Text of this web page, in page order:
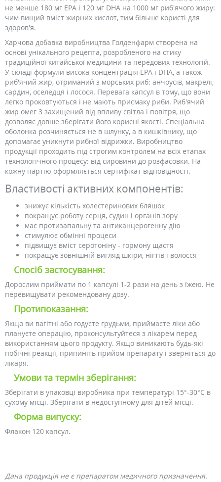
не менше 180 мг EPA і 120 мг DHA на 1000 мг риб'ячого жиру:
чим вищий вміст жирних кислот, тим більше користі для
здоров'я.
Харчова добавка виробництва Голденфарм створена на
основі унікального рецепта, розробленого на стику
традиційної китайської медицини та передових технологій.
У складі формули висока концентрація EPA і DHA, а також
риб'ячий жир, отриманий з морських риб: анчоусів, макрелі,
сардин, оселедця і лосося. Перевага капсул в тому, що вони
легко проковтуються і не мають присмаку риби. Риб'ячий
жир омег 3 захищений від впливу світла і повітря, що
дозволяє довше зберігати його корисні якості. Спеціальна
оболонка розчиняється не в шлунку, а в кишківнику, що
допомагає уникнути рибної відрижки. Виробництво
продукції проходить під строгим контролем на всіх етапах
технологічного процесу: від сировини до розфасовки. На
кожну партію оформляється сертифікат відповідності.
Властивості активних компонентів:
знижує кількість холестеринових бляшок
покращує роботу серця, судин і органів зору
має протизапальну та антиканцерогенну дію
стимулює обмінні процеси
підвищує вміст серотоніну - гормону щастя
покращує зовнішній вигляд шкіри, нігтів і волосся
Спосіб застосування:
Дорослим приймати по 1 капсулі 1-2 рази на день з їжею. Не
перевищувати рекомендовану дозу.
Протипоказання:
Якщо ви вагітні або годуєте грудьми, приймаєте ліки або
плануєте операцію, проконсультуйтеся з лікарем перед
використанням цього продукту. Якщо виникають будь-які
побічні реакції, припиніть прийом препарату і зверніться до
лікаря.
Умови та термін зберігання:
Зберігати в упаковці виробника при температурі 15°-30°C в
сухому місці. Зберігати в недоступному для дітей місці.
Форма випуску:
Флакон 120 капсул.
Дана продукція не є препаратом медичного призначення.